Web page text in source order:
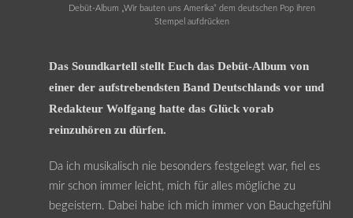
Debüt-Album „Wir bauten uns Amerika“ dem deutschen Pop ihren
Stempel aufdrücken
Das Soundkartell stellt Euch das Debüt-Album von
einer der aufstrebendsten Band Deutschlands vor und
Redakteur Wolfgang hatte das Glück vorab
reinzuhören zu dürfen.
Da ich musikalisch nie besonders festgelegt war, fiel es
mir schon immer leicht, mich für alles mögliche zu
begeistern. Dabei habe ich mich immer von Bauchgefühl